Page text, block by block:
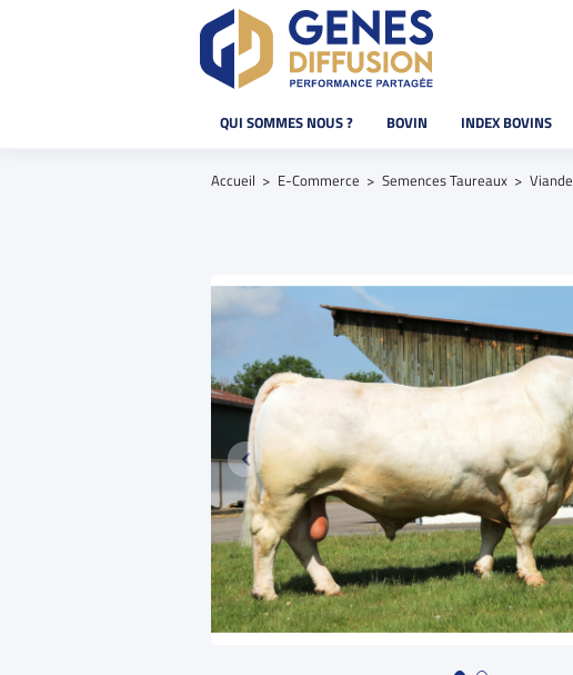
QUI SOMMES NOUS ? BOVIN INDEX BOVINS
Accueil E-Commerce Semences Taureaux Viande